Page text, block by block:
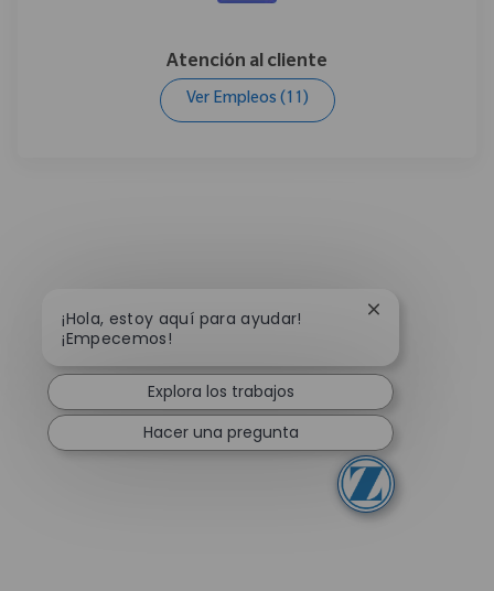
Atención al cliente
Ver Empleos (11)
¡Hola, estoy aquí para ayudar!
¡Empecemos!
Cerrar
Explora los trabajos
Hacer una pregunta